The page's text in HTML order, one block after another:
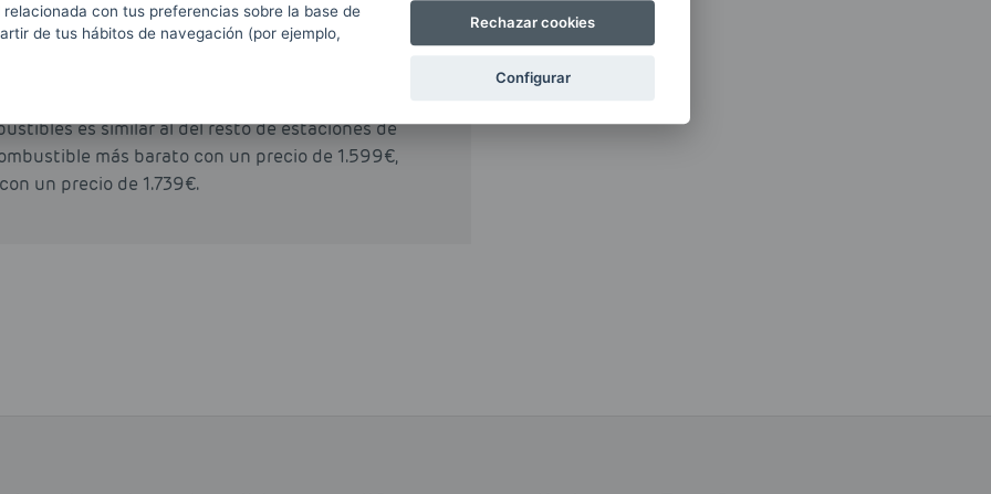
N-240, KM:6,05 PERAFORT - TARRAGONA
95, sin embargo no ofrece Gasoil
98, Biodiesel.
es similar al del resto de estaciones de
más barato con un precio de 1.599€,
un precio de 1.739€.
con tus preferencias sobre la base de
de tus hábitos de navegación (por ejemplo,
Rechazar cookies
Configurar